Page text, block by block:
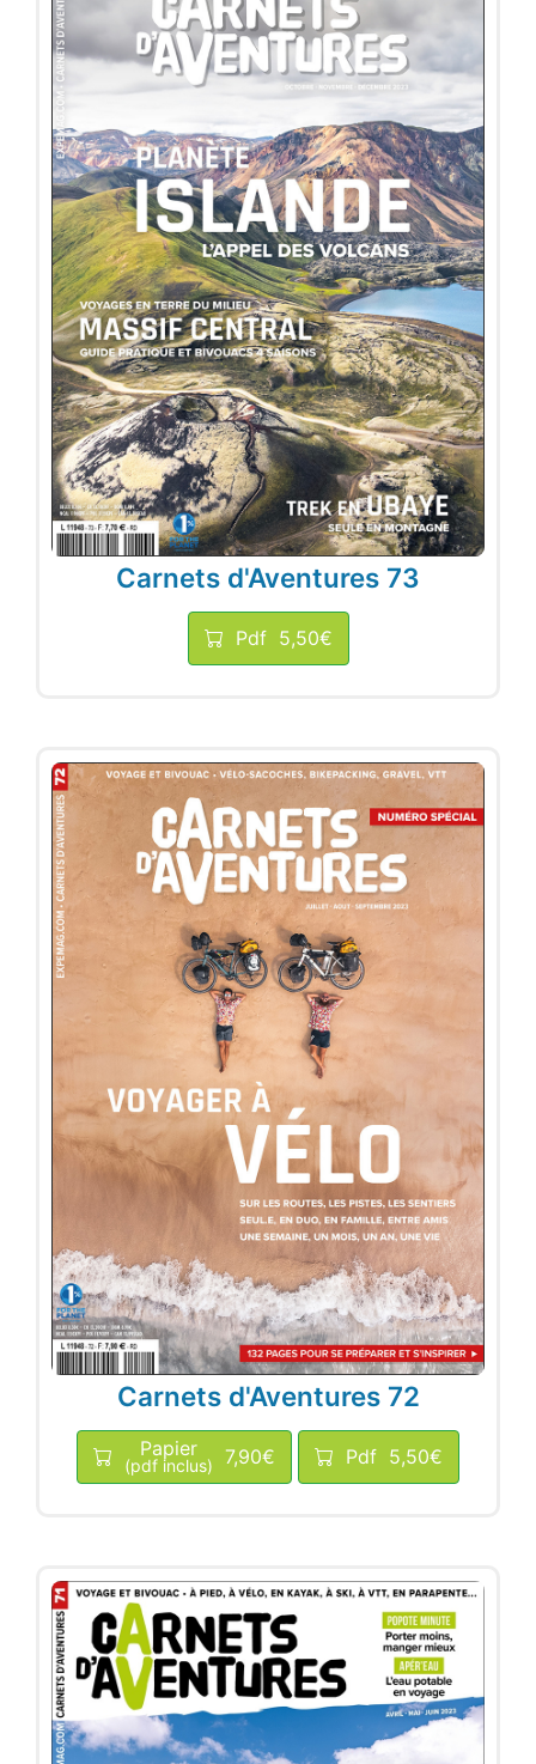
Carnets d'Aventures 73
Pdf 5,50€
Carnets d'Aventures 72
Papier
(pdf inclus) 7,90€ Pdf 5,50€